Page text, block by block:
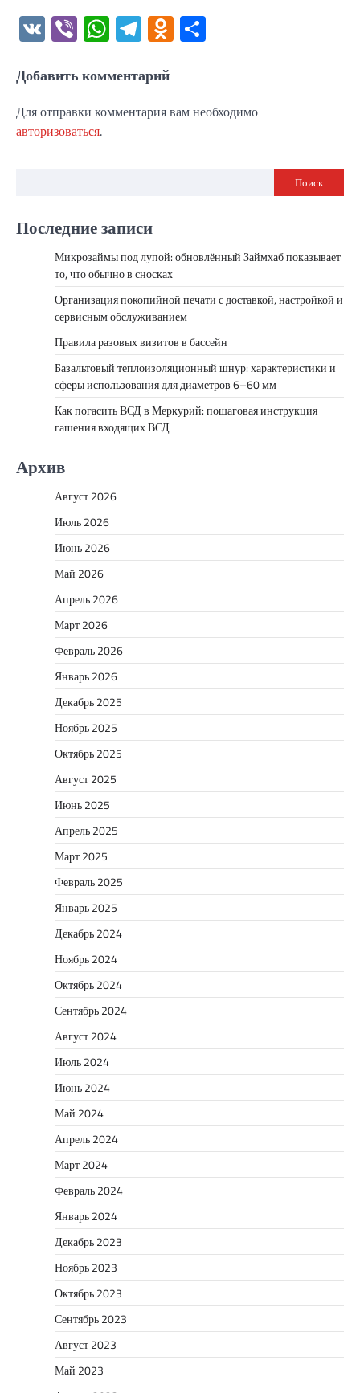
VK ViberWhatsApp
Telegram
Odnoklassniki
Добавить комментарий
Для отправки комментария вам необходимо
авторизоваться.
Поиск
Последние записи
Микрозаймы под лупой: обновлённый Займхаб показывает
то, что обычно в сносках
Организация покопийной печати с доставкой, настройкой и
сервисным обслуживанием
Правила разовых визитов в бассейн
Базальтовый теплоизоляционный шнур: характеристики и
сферы использования для диаметров 6–60 мм
Как погасить ВСД в Меркурий: пошаговая инструкция
гашения входящих ВСД
Архив
Август 2026
Июль 2026
Июнь 2026
Май 2026
Апрель 2026
Март 2026
Февраль 2026
Январь 2026
Декабрь 2025
Ноябрь 2025
Октябрь 2025
Август 2025
Июнь 2025
Апрель 2025
Март 2025
Февраль 2025
Январь 2025
Декабрь 2024
Ноябрь 2024
Октябрь 2024
Сентябрь 2024
Август 2024
Июль 2024
Июнь 2024
Май 2024
Апрель 2024
Март 2024
Февраль 2024
Январь 2024
Декабрь 2023
Ноябрь 2023
Октябрь 2023
Сентябрь 2023
Август 2023
Май 2023